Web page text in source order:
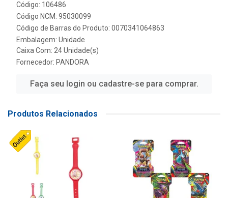
Código: 106486
Código NCM: 95030099
Código de Barras do Produto: 0070341064863
Embalagem: Unidade
Caixa Com: 24 Unidade(s)
Fornecedor: PANDORA
Faça seu login ou cadastre-se para comprar.
Produtos Relacionados